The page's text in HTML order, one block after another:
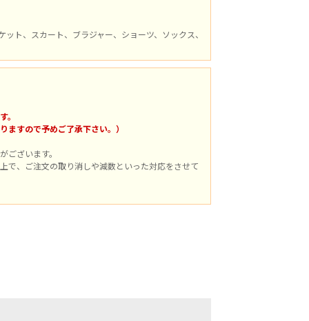
ト、スカート、ブラジャー、ショーツ、ソックス、
。
すので予めご了承下さい。）
ざいます。
で、ご注文の取り消しや減数といった対応をさせて